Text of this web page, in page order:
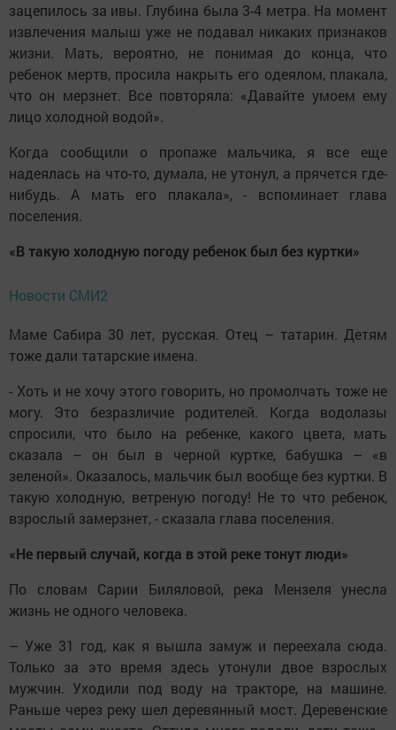
зацепилось за ивы. Глубина была 3-4 метра. На момент
извлечения малыш уже не подавал никаких признаков
жизни. Мать, вероятно, не понимая до конца, что
ребенок мертв, просила накрыть его одеялом, плакала,
что он мерзнет. Все повторяла: «Давайте умоем ему
лицо холодной водой».
Когда сообщили о пропаже мальчика, я все еще
надеялась на что-то, думала, не утонул, а прячется где-
нибудь. А мать его плакала», - вспоминает глава
поселения.
«В такую холодную погоду ребенок был без куртки»
Новости СМИ2
Маме Сабира 30 лет, русская. Отец – татарин. Детям
тоже дали татарские имена.
- Хоть и не хочу этого говорить, но промолчать тоже не
могу. Это безразличие родителей. Когда водолазы
спросили, что было на ребенке, какого цвета, мать
сказала – он был в черной куртке, бабушка – «в
зеленой». Оказалось, мальчик был вообще без куртки. В
такую холодную, ветреную погоду! Не то что ребенок,
взрослый замерзнет, - сказала глава поселения.
«Не первый случай, когда в этой реке тонут люди»
По словам Сарии Биляловой, река Мензеля унесла
жизнь не одного человека.
– Уже 31 год, как я вышла замуж и переехала сюда.
Только за это время здесь утонули двое взрослых
мужчин. Уходили под воду на тракторе, на машине.
Раньше через реку шел деревянный мост. Деревенские